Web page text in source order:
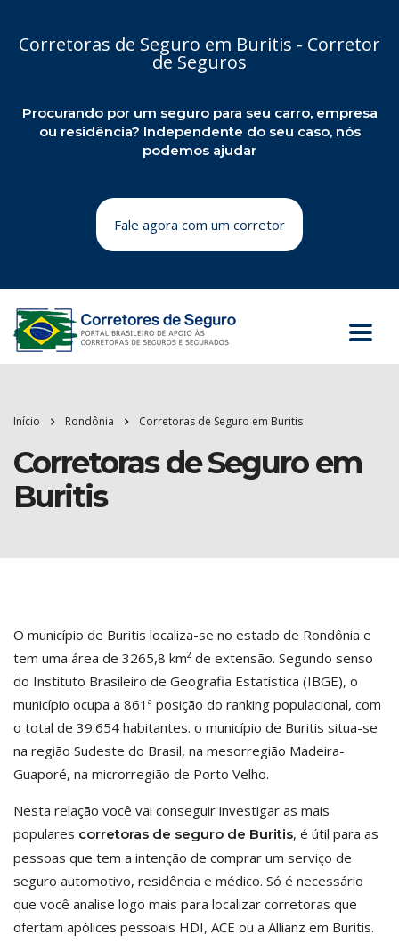
Corretoras de Seguro em Buritis - Corretor
de Seguros
Procurando por um seguro para seu carro, empresa
ou residência? Independente do seu caso, nós
podemos ajudar
Fale agora com um corretor
Início Rondônia Corretoras de Seguro em Buritis
Corretoras de Seguro em
Buritis
O município de Buritis localiza-se no estado de Rondônia e
tem uma área de 3265,8 km² de extensão. Segundo senso
do Instituto Brasileiro de Geografia Estatística (IBGE), o
município ocupa a 861ª posição do ranking populacional, com
o total de 39.654 habitantes. o município de Buritis situa-se
na região Sudeste do Brasil, na mesorregião Madeira-
Guaporé, na microrregião de Porto Velho.
Nesta relação você vai conseguir investigar as mais
populares corretoras de seguro de Buritis, é útil para as
pessoas que tem a intenção de comprar um serviço de
seguro automotivo, residência e médico. Só é necessário
que você analise logo mais para localizar corretoras que
ofertam apólices pessoais HDI, ACE ou a Allianz em Buritis.